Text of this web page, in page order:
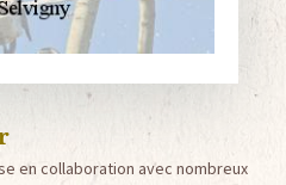
en collaboration avec nombreux